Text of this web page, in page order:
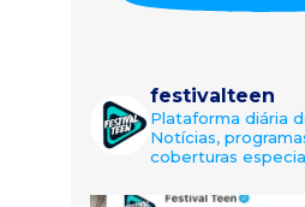
festivalteen
Plataforma diária
Notícias,
coberturas